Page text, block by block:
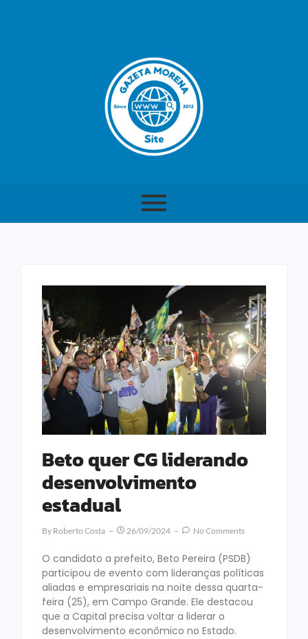
Beto quer CG liderando
desenvolvimento
estadual
By Roberto Costa 26/09/2024 No Comments
O candidato a prefeito, Beto Pereira (PSDB)
participou de evento com lideranças políticas
aliadas e empresariais na noite dessa quarta-
feira (25), em Campo Grande. Ele destacou
que a Capital precisa voltar a liderar o
desenvolvimento econômico no Estado.